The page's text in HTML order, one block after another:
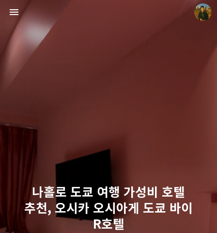
나홀로 도쿄 여행 가성비 호텔
추천, 오시카 오시아게 도쿄 바이
R호텔